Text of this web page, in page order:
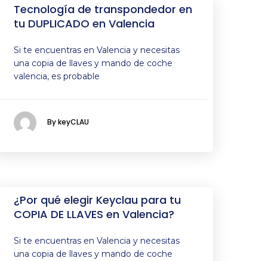
Tecnología de transpondedor en
tu DUPLICADO en Valencia
Si te encuentras en Valencia y necesitas
una copia de llaves y mando de coche
valencia, es probable
By keyCLAU
¿Por qué elegir Keyclau para tu
COPIA DE LLAVES en Valencia?
Si te encuentras en Valencia y necesitas
una copia de llaves y mando de coche